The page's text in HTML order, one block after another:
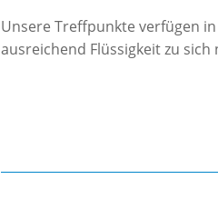
Unsere Treffpunkte verfügen
ausreichend Flüssigkeit zu sich